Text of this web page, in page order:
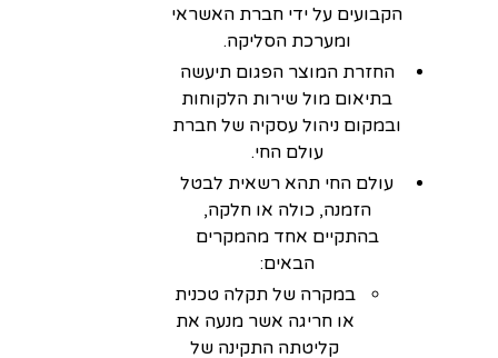
הקבועים על ידי חברת האשראי
ומערכת הסליקה.
החזרת המוצר הפגום תיעשה
בתיאום מול שירות הלקוחות
ובמקום ניהול עסקיה של חברת
עולם החי.
עולם החי תהא רשאית לבטל
הזמנה, כולה או חלקה,
בהתקיים אחד מהמקרים
הבאים:
במקרה של תקלה טכנית
או חריגה אשר מנעה את
קליטתה התקינה של